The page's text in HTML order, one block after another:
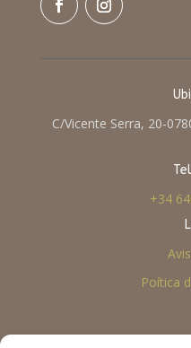
C/Vicente Serra, 20-
+34
Poítica